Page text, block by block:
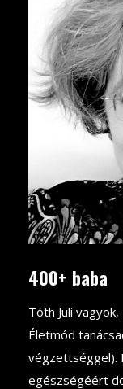
400+ baba
Tóth Juli vagyok,
Életmód
végzettséggel).
egészségéért